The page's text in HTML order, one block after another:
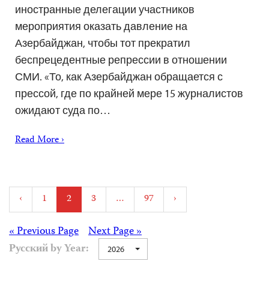
иностранные делегации участников
мероприятия оказать давление на
Азербайджан, чтобы тот прекратил
беспрецедентные репрессии в отношении
СМИ. «То, как Азербайджан обращается с
прессой, где по крайней мере 15 журналистов
ожидают суда по…
Read More ›
Posts
pagination
‹ 1 2 3 … 97 ›
Posts
navigation
Next Page »
« Previous Page
Русский by Year:
2026